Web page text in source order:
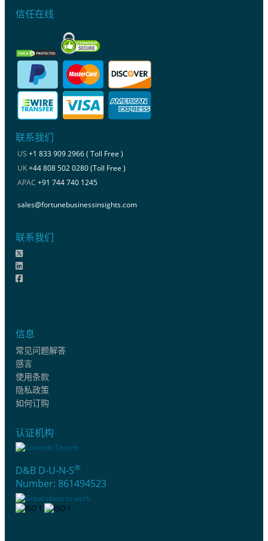
信任在线
联系我们
US +1 833 909 2966 ( Toll Free )
UK+44 808 502 0280 (Toll Free )
APAC +91 744 740 1245
sales@fortunebusinessinsights.com
联系我们
信息
常见问题解答
感言
使用条款
隐私政策
如何订购
认证机构
D&B D-U-N-S®
Number: 861494523